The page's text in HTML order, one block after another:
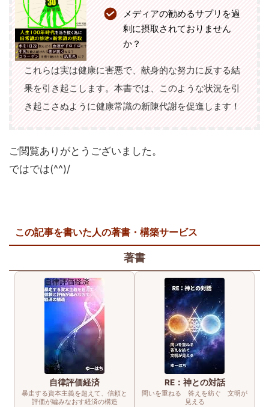
メディアの勧めるサプリを過
剰に摂取されておりません
か？
これらは実は健康に害悪で、献身的な努力に反する結
果を引き起こします。本書では、このような状況を引
き起こさぬように健康常識の新陳代謝を促進します！
ご閲覧ありがとうございました。
ではでは(^^)/
この記事を書いた人の著書・構築サービス
著書
自律評価経済
暴走する資本主義を超えて、信頼と
評価が編みなおす経済の構造
RE：神との対話
問いを重ねる 答えを紡ぐ 文明が
見える